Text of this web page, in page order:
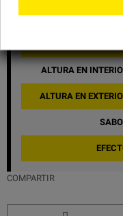
PRODUCCIÓN
ALTURA EN
ALTURA EN
COMPARTIR